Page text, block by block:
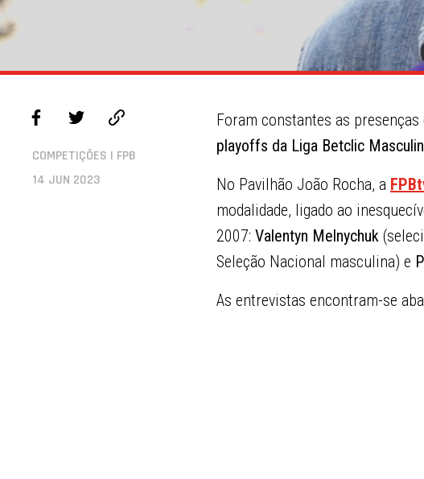
COMPETIÇÕES | FPB
14 JUN 2023
Foram constantes as
playoffs da Liga Betclic
No Pavilhão João Rocha, a
modalidade, ligado ao
2007: Valentyn Melnychuk
Seleção Nacional masculina) e
As entrevistas encontram-se